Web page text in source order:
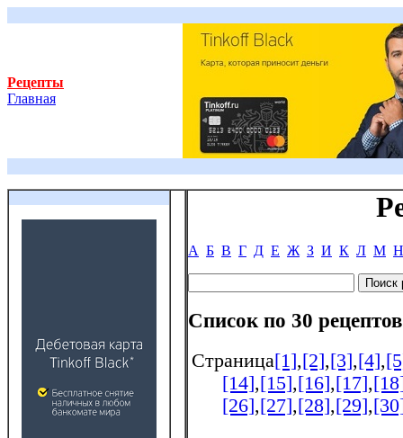
Рецепты
Главная
А Б В Г Д Е Ж З И К Л М Н
Список по 30
Страница[1],[2],[3],[4],
[14],[15],[16],[17],
[26],[27],[28],[29],